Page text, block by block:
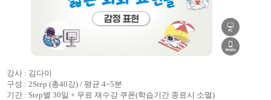
강사 : 김다미
구성 : 2Step (총40강) / 평균 4~5분
기간 : Step별 30일 + 무료 재수강 쿠폰(학습기간 종료시 소멸)